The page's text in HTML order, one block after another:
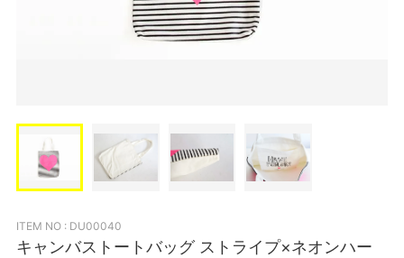
ITEM NO : DU00040
キャンバストートバッグ ストライプ×ネオンハー